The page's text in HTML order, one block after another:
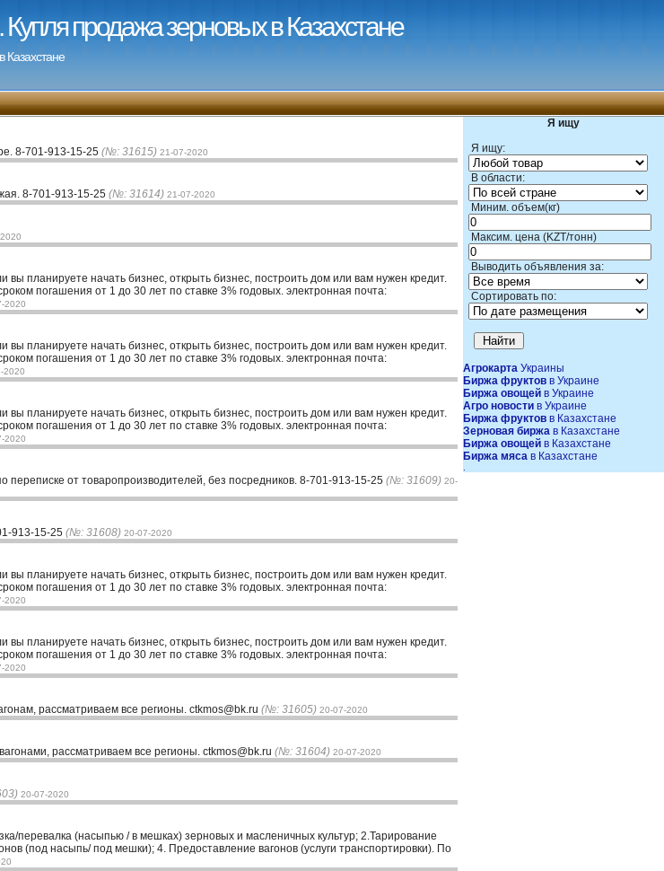
продажа зерновых в Казахстане
Казахстане
Я ищу
Я ищу:
В области:
Миним. объем(кг)
Максим. цена (KZT/тонн)
Выводить объявления за:
Сортировать по:
Агрокарта Украины
Биржа фруктов в Украине
Биржа овощей в Украине
Агро новости в Украине
Биржа фруктов в Казахстане
Зерновая биржа в Казахстане
Биржа овощей в Казахстане
Биржа мяса в Казахстане
8-701-913-15-25 (№: 31615) 21-07-2020
8-701-913-15-25 (№: 31614) 21-07-2020
вы планируете начать бизнес, открыть бизнес, построить дом или вам нужен кредит.
погашения от 1 до 30 лет по ставке 3% годовых. электронная почта:
2020
вы планируете начать бизнес, открыть бизнес, построить дом или вам нужен кредит.
погашения от 1 до 30 лет по ставке 3% годовых. электронная почта:
2020
вы планируете начать бизнес, открыть бизнес, построить дом или вам нужен кредит.
погашения от 1 до 30 лет по ставке 3% годовых. электронная почта:
2020
переписке от товаропроизводителей, без посредников. 8-701-913-15-25 (№: 31609) 20-
913-15-25 (№: 31608) 20-07-2020
вы планируете начать бизнес, открыть бизнес, построить дом или вам нужен кредит.
погашения от 1 до 30 лет по ставке 3% годовых. электронная почта:
2020
вы планируете начать бизнес, открыть бизнес, построить дом или вам нужен кредит.
погашения от 1 до 30 лет по ставке 3% годовых. электронная почта:
2020
рассматриваем все регионы. ctkmos@bk.ru (№: 31605) 20-07-2020
рассматриваем все регионы. ctkmos@bk.ru (№: 31604) 20-07-2020
20-07-2020
перевалка (насыпью / в мешках) зерновых и масленичных культур; 2.Тарирование
(под насыпь/ под мешки); 4. Предоставление вагонов (услуги транспортировки). По